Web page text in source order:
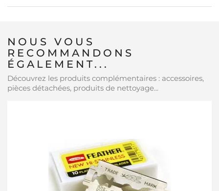
NOUS VOUS
RECOMMANDONS
ÉGALEMENT...
Découvrez les produits complémentaires : accessoires,
pièces détachées, produits de nettoyage...